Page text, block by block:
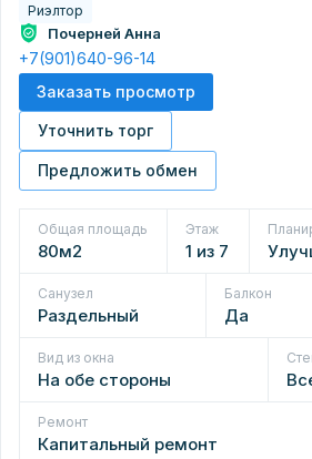
Риэлтор
Почерней Анна
+7(901)640-96-14
Заказать просмотр
Уточнить торг
Предложить обмен
Общая площадь
80м2
Этаж
1 из 7
Санузел
Раздельный
Балкон
Да
Вид из окна
На обе стороны
Ремонт
Капитальный ремонт